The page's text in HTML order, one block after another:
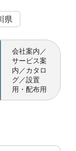
県
会社案内／
サービス案
内／カタロ
グ／設置
用・配布用